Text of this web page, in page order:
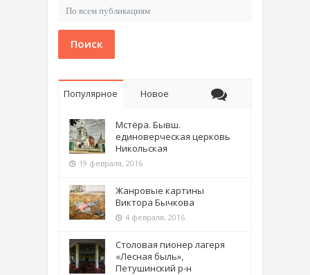
Поиск
Популярное Новое
Мстёра. Бывш.
единоверческая церковь
Никольская
19 февраля, 2016
Жанровые картины
Виктора Бычкова
4 февраля, 2016
Столовая пионер лагеря
«Лесная быль»,
Петушинский р-н